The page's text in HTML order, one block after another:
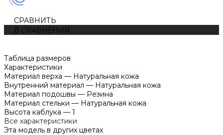
СРАВНИТЬ
В СРАВНЕНИИ
Таблица размеров
Характеристики
Материал верха — Натуральная кожа
Внутренний материал — Натуральная кожа
Материал подошвы — Резина
Материал стельки — Натуральная кожа
Высота каблука — 1
Все характеристики
Эта модель в других цветах